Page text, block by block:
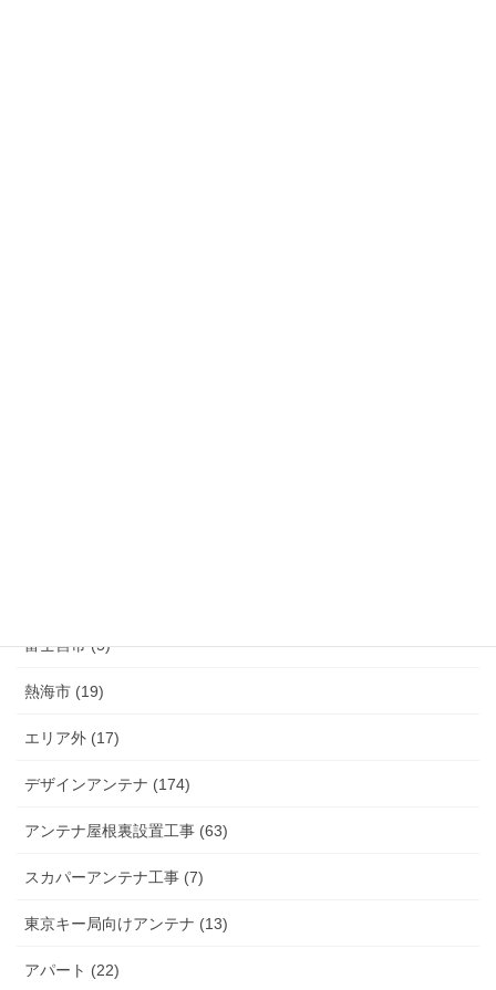
富士宮市 (5)
熱海市 (19)
エリア外 (17)
デザインアンテナ (174)
アンテナ屋根裏設置工事 (63)
スカパーアンテナ工事 (7)
東京キー局向けアンテナ (13)
アパート (22)